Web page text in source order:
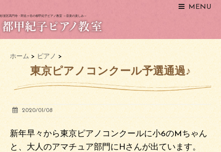
MENU
杉並区高円寺・阿佐ヶ谷の都甲紀子ピアノ教室 ～音楽の楽しみ～
ホーム > ピアノ >
東京ピアノコンクール予選通過♪
2020/01/08
新年早々から東京ピアノコンクールに小6のMちゃん
と、大人のアマチュア部門にHさんが出ています。